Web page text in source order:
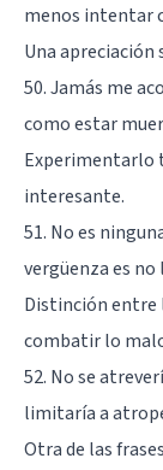
menos intentar
Una
50. Jamás me
como estar
Experimentarlo
interesante.
51. No es
vergüenza es no
Distinción entre
combatir lo
52. No se
limitaría a
Otra de las